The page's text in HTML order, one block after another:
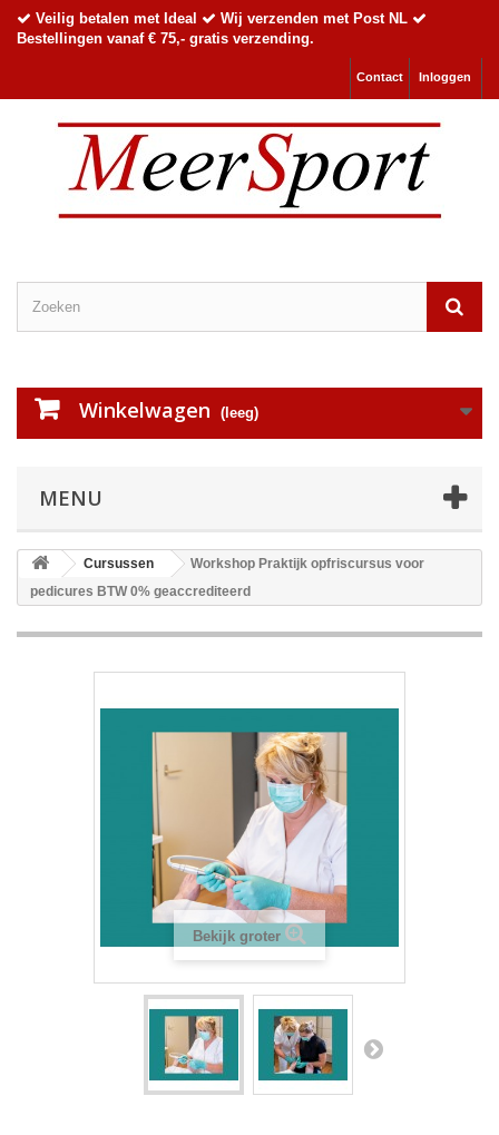
Veilig betalen met Ideal
Wij verzenden met Post NL
Bestellingen vanaf € 75,- gratis verzending.
Inloggen
Contact
Winkelwagen (leeg)
MENU
Cursussen
Workshop Praktijk opfriscursus voor
pedicures BTW 0% geaccrediteerd
Bekijk groter